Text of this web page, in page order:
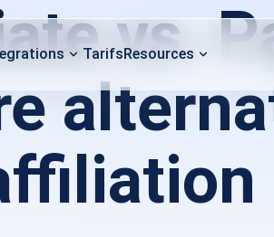
TarifsResources
vs.